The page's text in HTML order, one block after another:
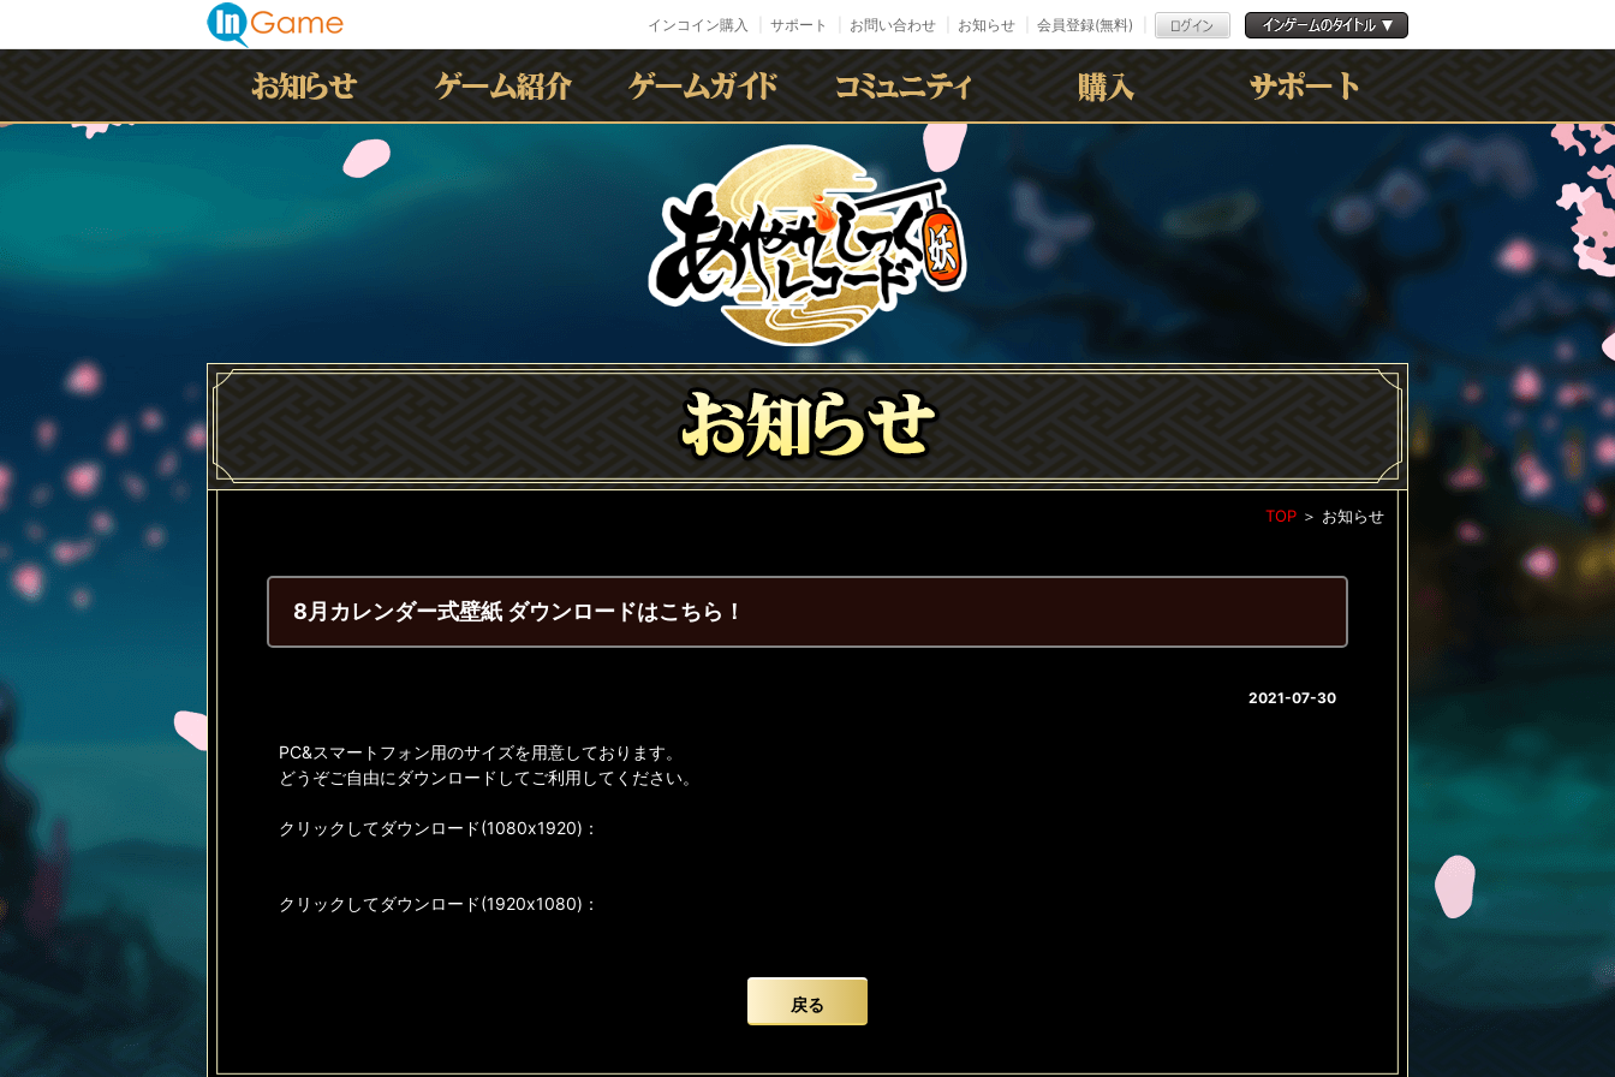
インコイン購入 サポート お問い合わせ お知らせ 会員登録(無料)
イベント 利用規約
ﾌﾟﾗｲﾊﾞｼｰﾎﾟﾘｼｰ
TOP ＞ お知らせ
8月カレンダー式壁紙 ダウンロードはこちら！
2021-07-30
PC&スマートフォン用のサイズを用意しております。
どうぞご自由にダウンロードしてご利用してください。
クリックしてダウンロード(1080x1920)：
クリックしてダウンロード(1920x1080)：
戻る